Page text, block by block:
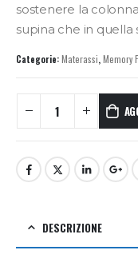
sostenere la
supina che in quella
Categorie:Materassi,Memory
DESCRIZIONE